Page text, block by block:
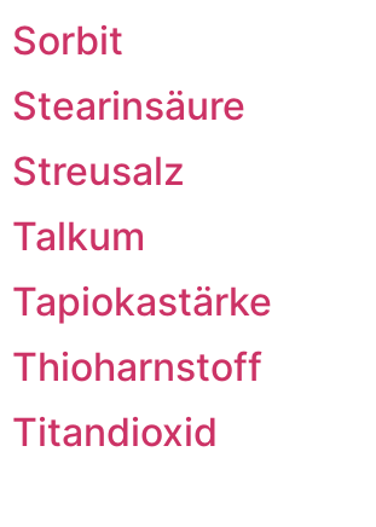
Sorbit
Stearinsäure
Streusalz
Talkum
Tapiokastärke
Thioharnstoff
Titandioxid